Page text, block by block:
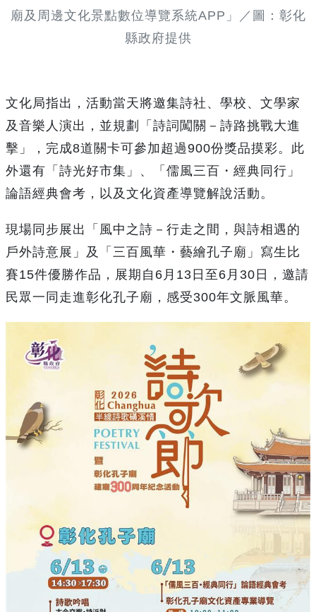
廟及周邊文化景點數位導覽系統APP」／圖：彰化
縣政府提供
文化局指出，活動當天將邀集詩社、學校、文學家
及音樂人演出，並規劃「詩詞闖關－詩路挑戰大進
擊」，完成8道關卡可參加超過900份獎品摸彩。此
外還有「詩光好市集」、「儒風三百・經典同行」
論語經典會考，以及文化資產導覽解說活動。
現場同步展出「風中之詩－行走之間，與詩相遇的
戶外詩意展」及「三百風華・藝繪孔子廟」寫生比
賽15件優勝作品，展期自6月13日至6月30日，邀請
民眾一同走進彰化孔子廟，感受300年文脈風華。